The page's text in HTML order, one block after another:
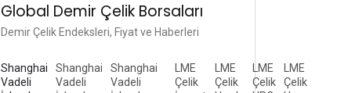
Global Demir Çelik Borsaları
Demir Çelik Endeksleri, Fiyat ve Haberleri
Shanghai
Vadeli
Shanghai
Vadeli
Shanghai
Vadeli
LME
Çelik
LME
Çelik
LME
Çelik
LME
Çelik